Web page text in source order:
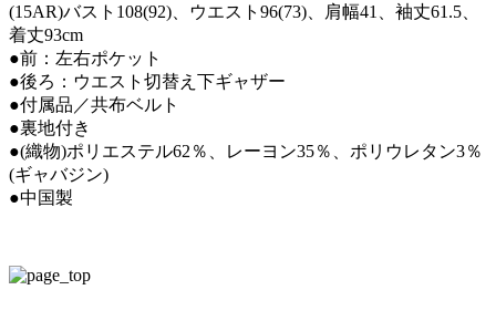
(15AR)バスト108(92)、ウエスト96(73)、肩幅41、袖丈61.5、
着丈93cm
●前：左右ポケット
●後ろ：ウエスト切替え下ギャザー
●付属品／共布ベルト
●裏地付き
●(織物)ポリエステル62％、レーヨン35％、ポリウレタン3％
(ギャバジン)
●中国製